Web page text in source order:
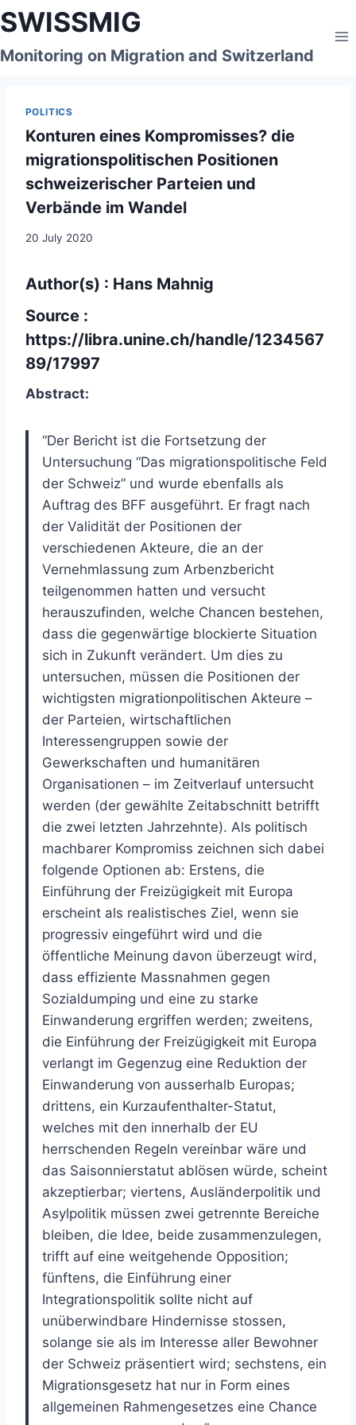
Skip
to
content
SWISSMIG
Monitoring on Migration and Switzerland
POLITICS
Konturen eines Kompromisses? die
migrationspolitischen Positionen
schweizerischer Parteien und
Verbände im Wandel
20 July 2020
Author(s) : Hans Mahnig
Source :
https://libra.unine.ch/handle/1234567
89/17997
Abstract:
“Der Bericht ist die Fortsetzung der
Untersuchung “Das migrationspolitische Feld
der Schweiz” und wurde ebenfalls als
Auftrag des BFF ausgeführt. Er fragt nach
der Validität der Positionen der
verschiedenen Akteure, die an der
Vernehmlassung zum Arbenzbericht
teilgenommen hatten und versucht
herauszufinden, welche Chancen bestehen,
dass die gegenwärtige blockierte Situation
sich in Zukunft verändert. Um dies zu
untersuchen, müssen die Positionen der
wichtigsten migrationpolitischen Akteure –
der Parteien, wirtschaftlichen
Interessengruppen sowie der
Gewerkschaften und humanitären
Organisationen – im Zeitverlauf untersucht
werden (der gewählte Zeitabschnitt betrifft
die zwei letzten Jahrzehnte). Als politisch
machbarer Kompromiss zeichnen sich dabei
folgende Optionen ab: Erstens, die
Einführung der Freizügigkeit mit Europa
erscheint als realistisches Ziel, wenn sie
progressiv eingeführt wird und die
öffentliche Meinung davon überzeugt wird,
dass effiziente Massnahmen gegen
Sozialdumping und eine zu starke
Einwanderung ergriffen werden; zweitens,
die Einführung der Freizügigkeit mit Europa
verlangt im Gegenzug eine Reduktion der
Einwanderung von ausserhalb Europas;
drittens, ein Kurzaufenthalter-Statut,
welches mit den innerhalb der EU
herrschenden Regeln vereinbar wäre und
das Saisonnierstatut ablösen würde, scheint
akzeptierbar; viertens, Ausländerpolitik und
Asylpolitik müssen zwei getrennte Bereiche
bleiben, die Idee, beide zusammenzulegen,
trifft auf eine weitgehende Opposition;
fünftens, die Einführung einer
Integrationspolitik sollte nicht auf
unüberwindbare Hindernisse stossen,
solange sie als im Interesse aller Bewohner
der Schweiz präsentiert wird; sechstens, ein
Migrationsgesetz hat nur in Form eines
allgemeinen Rahmengesetzes eine Chance